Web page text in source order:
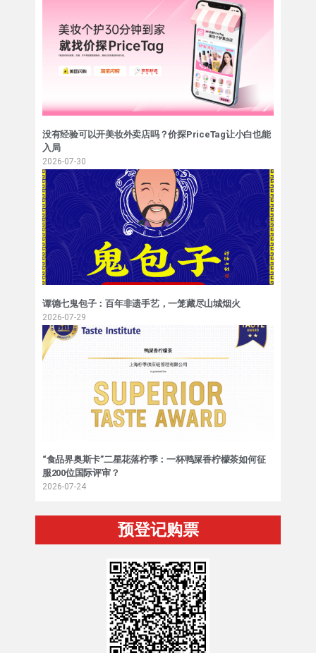
没有经验可以开美妆外卖店吗？价探PriceTag让小白也能
入局
2026-07-30
谭德七鬼包子：百年非遗手艺，一笼藏尽山城烟火
2026-07-29
“食品界奥斯卡”二星花落柠季：一杯鸭屎香柠檬茶如何征
服200位国际评审？
2026-07-24
预登记购票